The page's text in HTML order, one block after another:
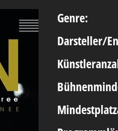
Genre:
Darsteller/